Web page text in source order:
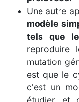
Une autre
modèle
tels que
reproduire
mutation
est que le
c'est un
étudier, et